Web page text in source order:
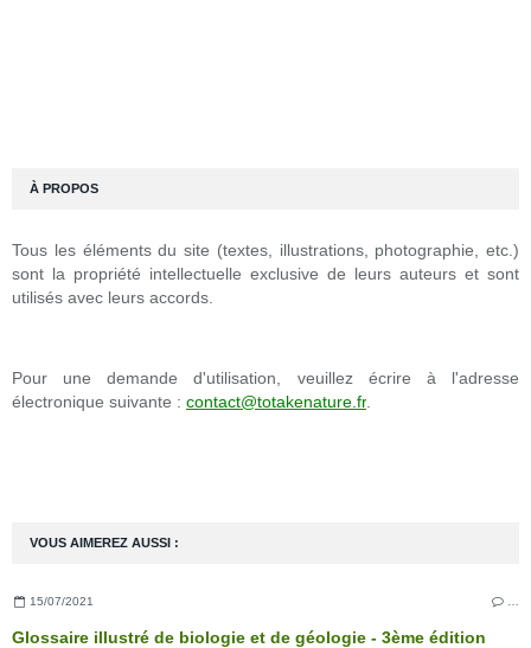
VOUS AIMEREZ AUSSI :
15/07/2021
Glossaire illustré de biologie et de géologie - 3ème édition
À PROPOS
Tous les éléments du site (textes, illustrations, photographie, etc.)
sont la propriété intellectuelle exclusive de leurs auteurs et sont
utilisés avec leurs accords.
Pour une demande d'utilisation, veuillez écrire à l'adresse
électronique suivante : contact@totakenature.fr